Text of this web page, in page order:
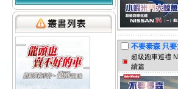
不要泰森 只
超級跑車巡禮
續篇